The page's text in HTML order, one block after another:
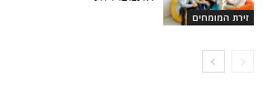
זירת המומחים